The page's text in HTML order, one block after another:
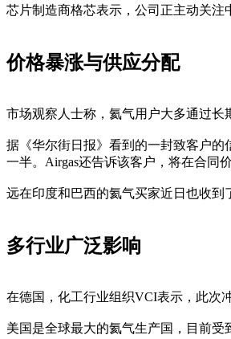
芯片制造商格芯表示，公司正主动关
价格暴涨与供应分配
市场观察人士称，氦气用户大多通过长
据《华尔街日报》看到的一封致客户
一半。Airgas还告诉该客户，将在合同
远在印度和巴西的氦气买家近日也收到
多行业广泛影响
在德国，化工行业组织VCI表示，此次
美国是全球最大的氦气生产国，目前受